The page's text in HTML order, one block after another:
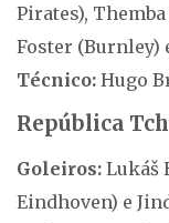
Pirates),
Foster (Burnley)
Técnico: Hugo
República
Goleiros: Lukáš
Eindhoven) e